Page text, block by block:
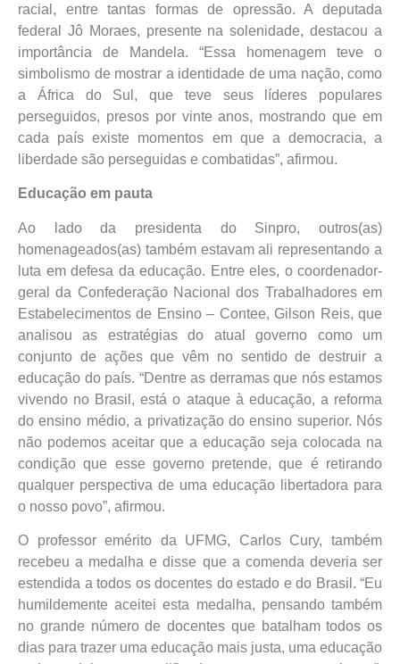
racial, entre tantas formas de opressão. A deputada
federal Jô Moraes, presente na solenidade, destacou a
importância de Mandela. “Essa homenagem teve o
simbolismo de mostrar a identidade de uma nação, como
a África do Sul, que teve seus líderes populares
perseguidos, presos por vinte anos, mostrando que em
cada país existe momentos em que a democracia, a
liberdade são perseguidas e combatidas”, afirmou.
Educação em pauta
Ao lado da presidenta do Sinpro, outros(as)
homenageados(as) também estavam ali representando a
luta em defesa da educação. Entre eles, o coordenador-
geral da Confederação Nacional dos Trabalhadores em
Estabelecimentos de Ensino – Contee, Gilson Reis, que
analisou as estratégias do atual governo como um
conjunto de ações que vêm no sentido de destruir a
educação do país. “Dentre as derramas que nós estamos
vivendo no Brasil, está o ataque à educação, a reforma
do ensino médio, a privatização do ensino superior. Nós
não podemos aceitar que a educação seja colocada na
condição que esse governo pretende, que é retirando
qualquer perspectiva de uma educação libertadora para
o nosso povo”, afirmou.
O professor emérito da UFMG, Carlos Cury, também
recebeu a medalha e disse que a comenda deveria ser
estendida a todos os docentes do estado e do Brasil. “Eu
humildemente aceitei esta medalha, pensando também
no grande número de docentes que batalham todos os
dias para trazer uma educação mais justa, uma educação